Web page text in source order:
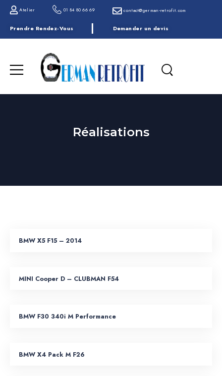
Atelier 01 84 80 66 69 contact@german-retrofit.com
Prendre Rendez-Vous Demander un devis
Réalisations
BMW X5 F15 – 2014
MINI Cooper D – CLUBMAN F54
BMW F30 340i M Performance
BMW X4 Pack M F26